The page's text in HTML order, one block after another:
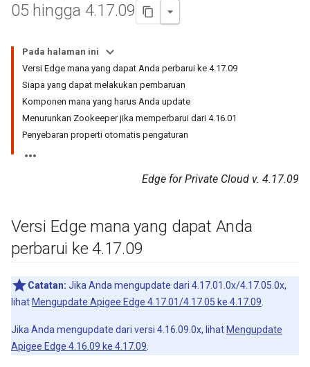
05 hingga 4.17.09
Pada halaman ini
Versi Edge mana yang dapat Anda perbarui ke 4.17.09
Siapa yang dapat melakukan pembaruan
Komponen mana yang harus Anda update
Menurunkan Zookeeper jika memperbarui dari 4.16.01
Penyebaran properti otomatis pengaturan
Edge for Private Cloud v. 4.17.09
Versi Edge mana yang dapat Anda
perbarui ke 4.17.09
Catatan: Jika Anda mengupdate dari 4.17.01.0x/4.17.05.0x,
lihat Mengupdate Apigee Edge 4.17.01/4.17.05 ke 4.17.09
Jika Anda mengupdate dari versi 4.16.09.0x, lihat Mengupdate
Apigee Edge 4.16.09 ke 4.17.09